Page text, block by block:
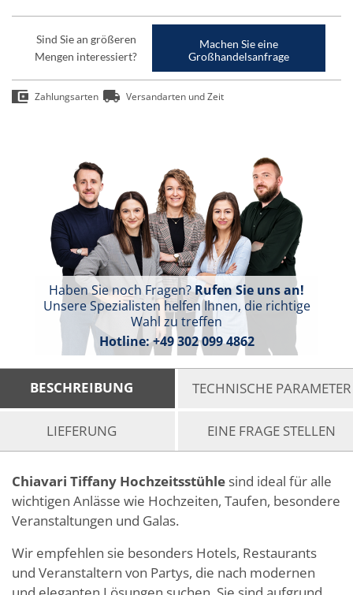
Sind Sie an größeren
Mengen interessiert?
Machen Sie eine
Großhandelsanfrage
Zahlungsarten Versandarten und Zeit
Haben Sie noch Fragen?Rufen Sie uns an!
Unsere Spezialisten helfen Ihnen, die richtige
Wahl zu treffen
Hotline:+49 302 099 4862
BESCHREIBUNG TECHNISCHE PARAMETER
LIEFERUNG EINE FRAGE STELLEN
Chiavari Tiffany Hochzeitsstühle sind ideal für alle
wichtigen Anlässe wie Hochzeiten, Taufen, besondere
Veranstaltungen und Galas.
Wir empfehlen sie besonders Hotels, Restaurants
und Veranstaltern von Partys, die nach modernen